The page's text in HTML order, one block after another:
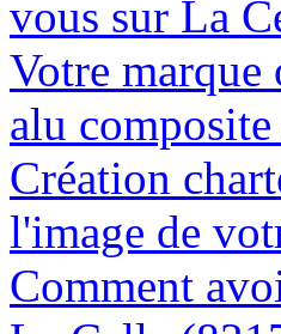
vous sur La
Votre
alu
Création
l'image de
Comment